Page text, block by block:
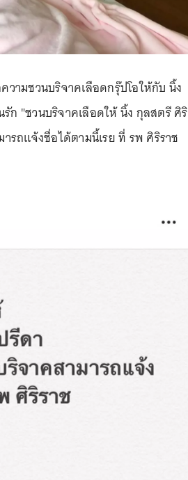
วามชวนบริจาคเลือดกรุ๊ปโอให้กับ นิ้ง
"ชวนบริจาคเลือดให้ นิ้ง กุลสตรี ศิริ
รถแจ้งชื่อได้ตามนี้เรย ที่ รพ ศิริราช